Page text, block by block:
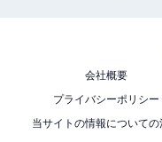
会社概要
プライバシーポリシー
当サイトの情報についての